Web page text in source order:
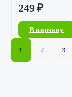
249 ₽
В корзину
1 2 3